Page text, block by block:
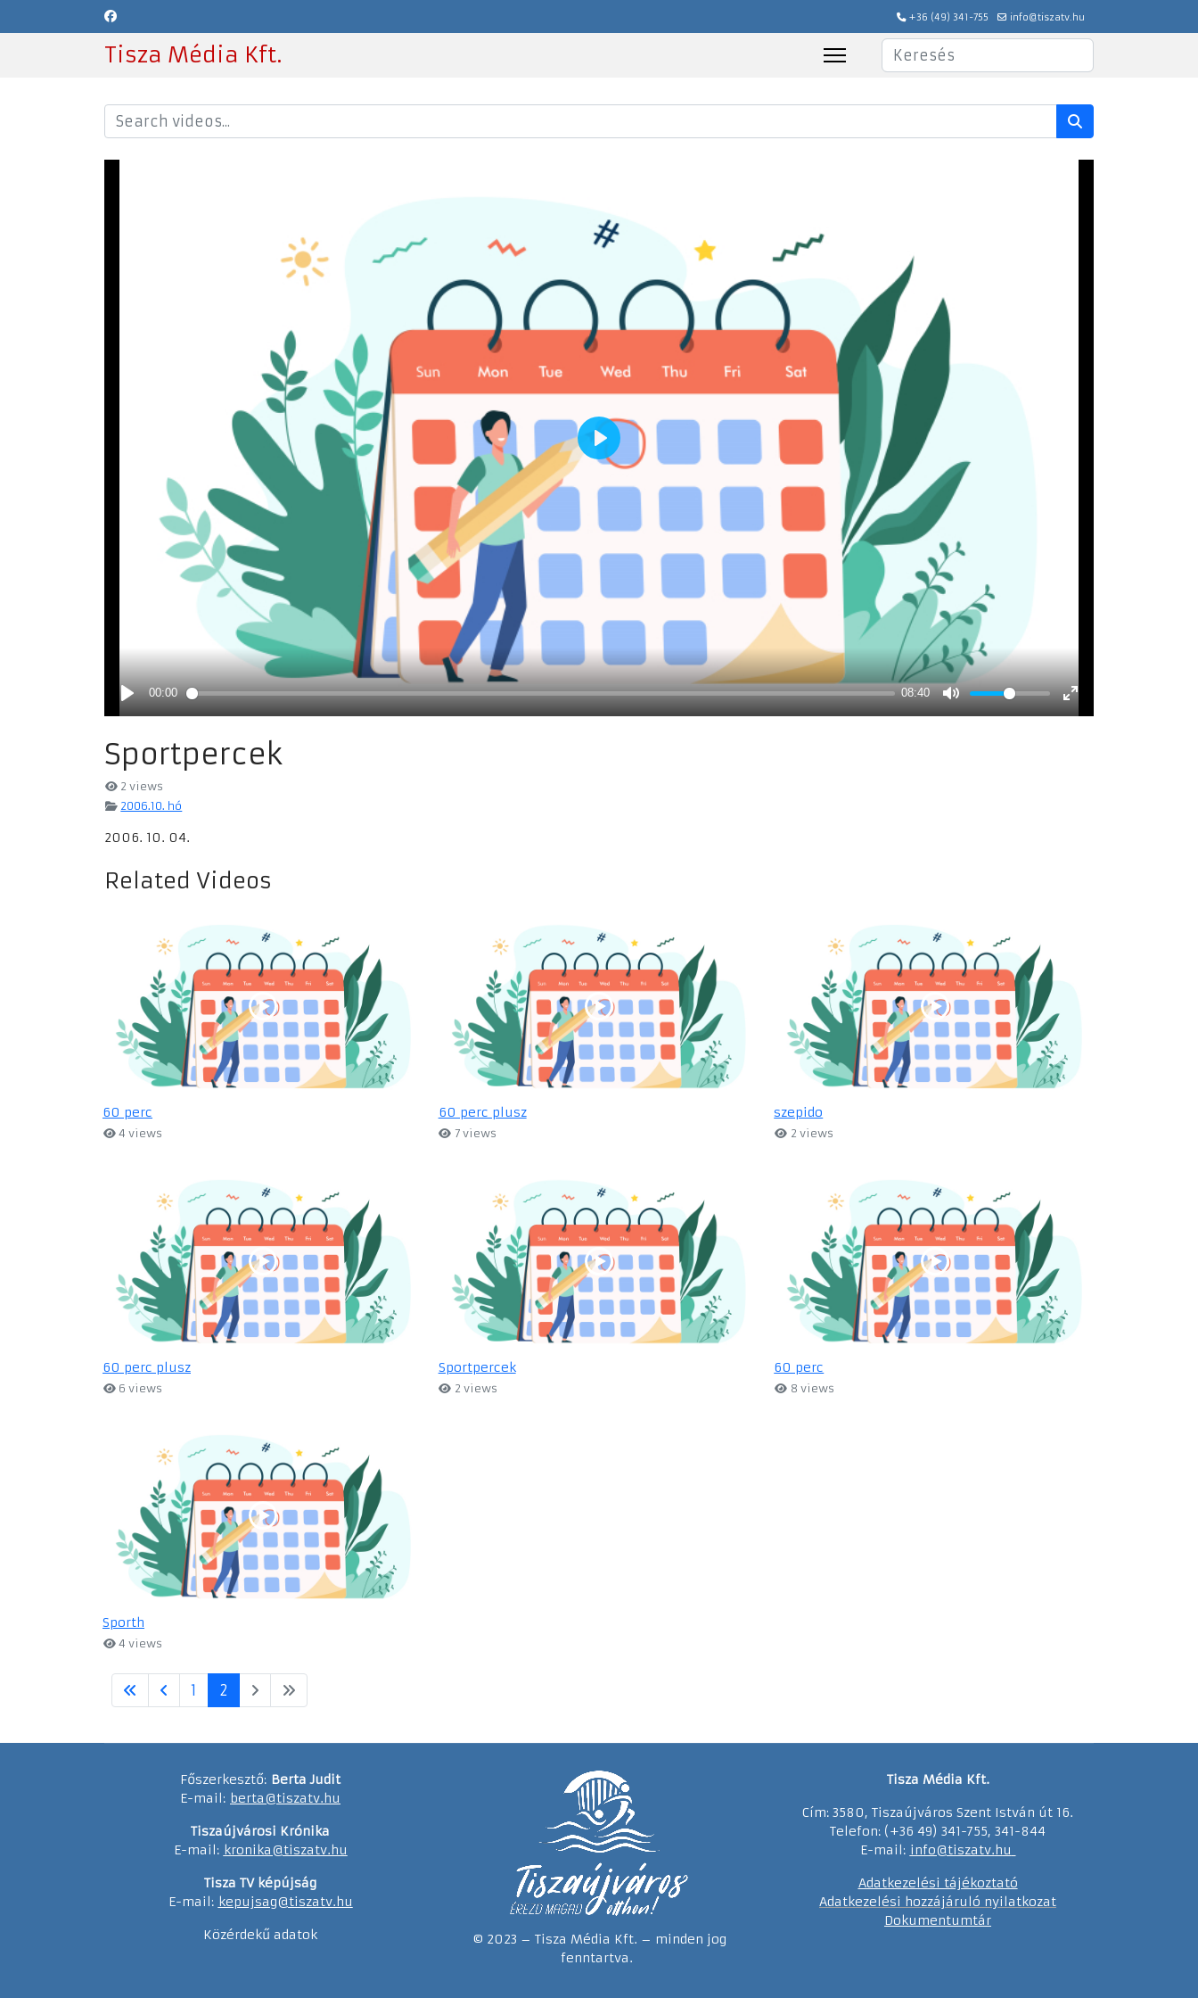
+36 (49) 341-755 info@tiszatv.hu
Tisza Média Kft. Keresés
Sportpercek
2 views
2006.10. hó
2006. 10. 04.
Related Videos
60 perc
4 views
60 perc plusz
7 views
szepido
2 views
60 perc plusz
6 views
Sportpercek
2 views
60 perc
8 views
Sporth
4 views
1 2
Főszerkesztő: Berta Judit
E-mail: berta@tiszatv.hu
Tiszaújvárosi Krónika
E-mail: kronika@tiszatv.hu
Tisza TV képújság
E-mail: kepujsag@tiszatv.hu
Közérdekű adatok
© 2023 – Tisza Média Kft. – minden jog
fenntartva.
Tisza Média Kft.
Cím: 3580, Tiszaújváros Szent István út 16.
Telefon: (+36 49) 341-755, 341-844
E-mail: info@tiszatv.hu
Adatkezelési tájékoztató
Adatkezelési hozzájáruló nyilatkozat
Dokumentumtár